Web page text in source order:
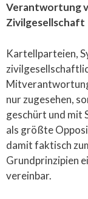
Verantwortung
Zivilgesellschaft
Kartellparteien,
nur zugesehen,
geschürt und mit
als größte
damit faktisch
Grundprinzipien
vereinbar.